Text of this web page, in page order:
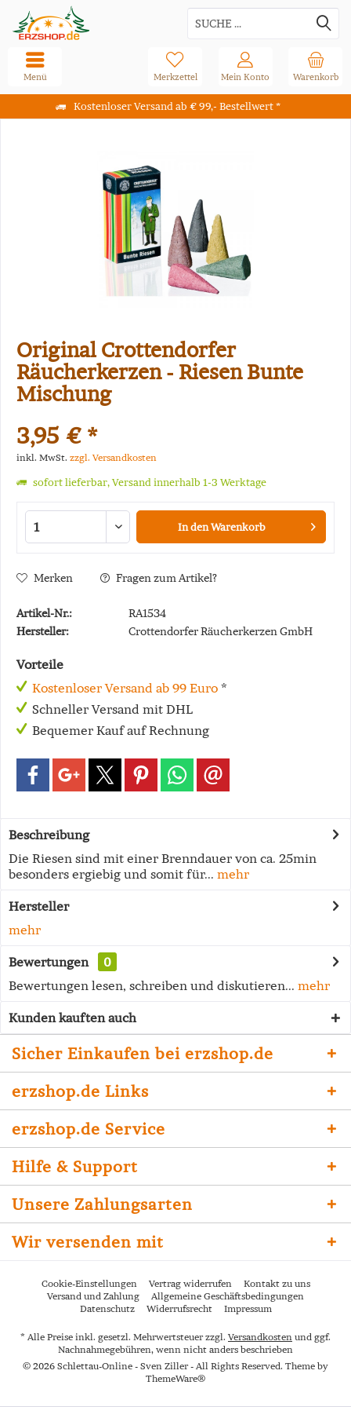
Kostenloser Versand ab € 99,- Bestellwert *
Warenkorb
Merkzettel Mein Konto
Menü
Original Crottendorfer
Räucherkerzen - Riesen Bunte
Mischung
3,95 € *
inkl. MwSt. zzgl. Versandkosten
sofort lieferbar, Versand innerhalb 1-3 Werktage
In denWarenkorb
Merken Fragen zum Artikel?
Artikel-Nr.:
RA1534
Hersteller:
Crottendorfer Räucherkerzen GmbH
Vorteile
Kostenloser Versand ab 99 Euro *
Schneller Versand mit DHL
Bequemer Kauf auf Rechnung
Beschreibung
Die Riesen sind mit einer Brenndauer von ca. 25min
besonders ergiebig und somit für... mehr
Hersteller
mehr
Bewertungen
0
Bewertungen lesen, schreiben und diskutieren... mehr
Kunden kauften auch
Sicher Einkaufen bei erzshop.de
erzshop.de Links
erzshop.de Service
Hilfe & Support
Unsere Zahlungsarten
Wir versenden mit
Cookie-Einstellungen Vertrag widerrufen
Kontakt zu uns
Versand und Zahlung
Allgemeine Geschäftsbedingungen
Datenschutz
Widerrufsrecht Impressum
* Alle Preise inkl. gesetzl. Mehrwertsteuer zzgl. Versandkosten und ggf.
Nachnahmegebühren, wenn nicht anders beschrieben
© 2026 Schlettau-Online - Sven Ziller - All Rights Reserved. Theme by
ThemeWare®